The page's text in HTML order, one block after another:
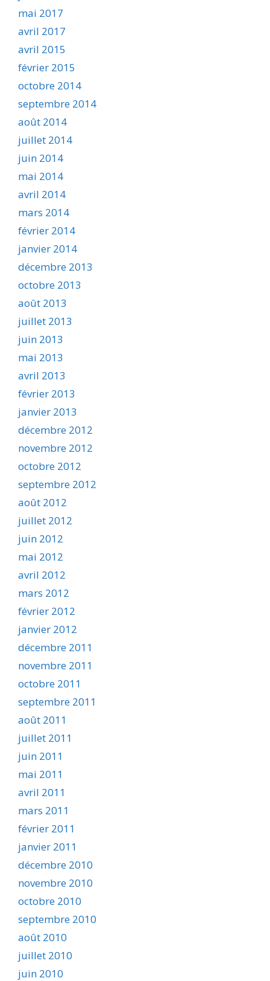
mai 2017
avril 2017
avril 2015
février 2015
octobre 2014
septembre 2014
août 2014
juillet 2014
juin 2014
mai 2014
avril 2014
mars 2014
février 2014
janvier 2014
décembre 2013
octobre 2013
août 2013
juillet 2013
juin 2013
mai 2013
avril 2013
février 2013
janvier 2013
décembre 2012
novembre 2012
octobre 2012
septembre 2012
août 2012
juillet 2012
juin 2012
mai 2012
avril 2012
mars 2012
février 2012
janvier 2012
décembre 2011
novembre 2011
octobre 2011
septembre 2011
août 2011
juillet 2011
juin 2011
mai 2011
avril 2011
mars 2011
février 2011
janvier 2011
décembre 2010
novembre 2010
octobre 2010
septembre 2010
août 2010
juillet 2010
juin 2010